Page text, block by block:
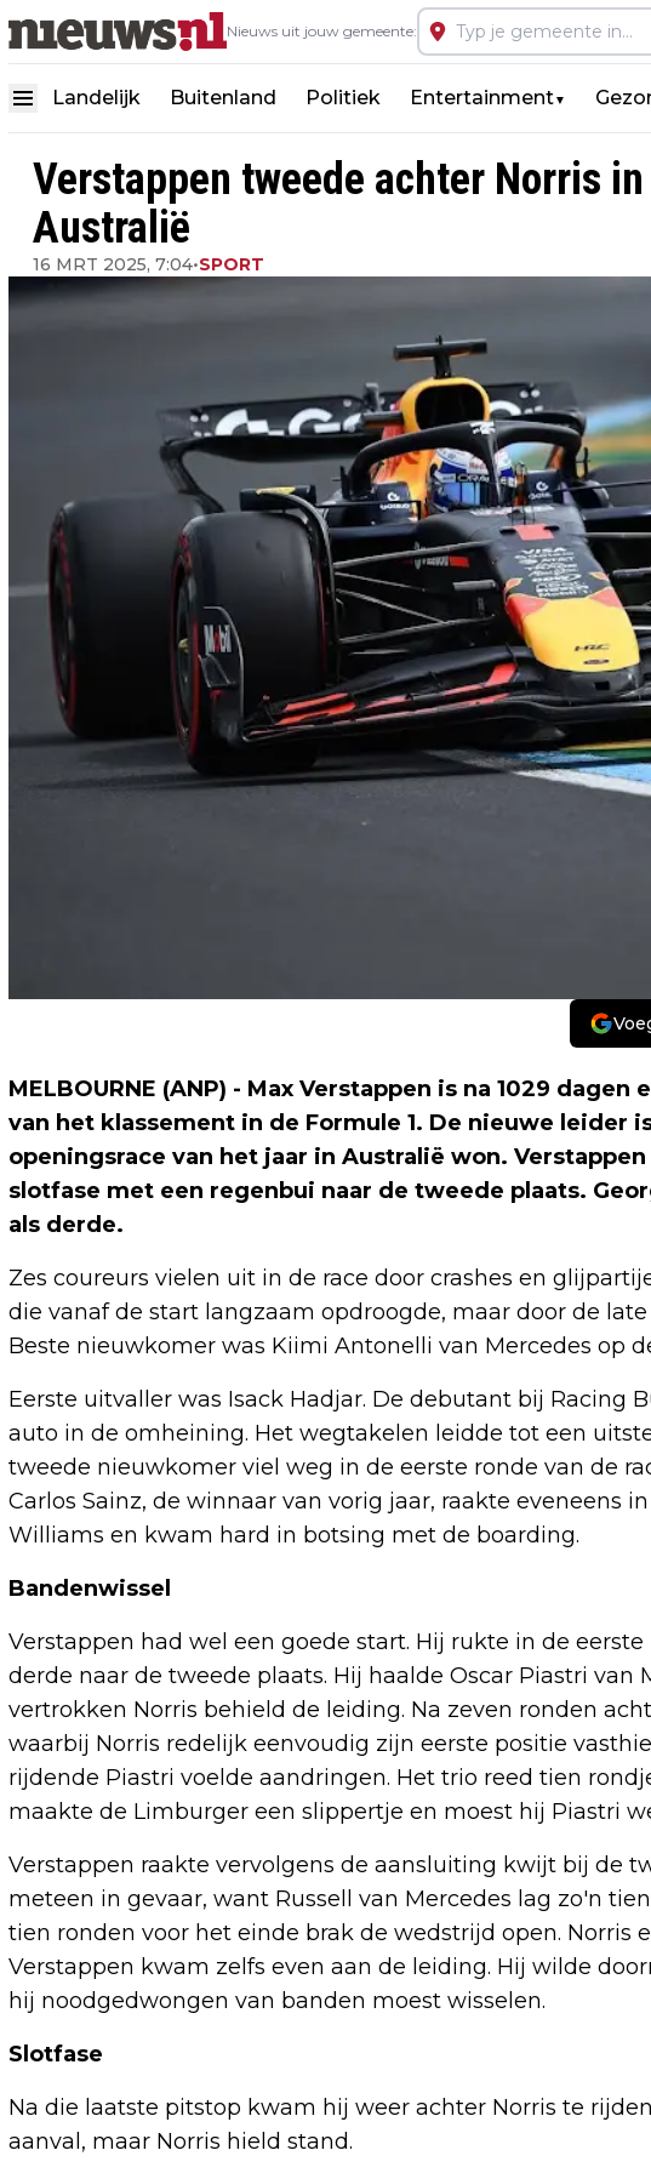
Nieuws uit jouw gemeente:
Landelijk Buitenland Politiek Entertainment▼
Verstappen tweede achter Norris
Australië
16 MRT 2025, 7:04•SPORT
MELBOURNE (ANP) - Max Verstappen is na 1029
van het klassement in de Formule 1. De nieuwe leider
openingsrace van het jaar in Australië won.
slotfase met een regenbui naar de tweede plaats.
als derde.
Zes coureurs vielen uit in de race door crashes en
die vanaf de start langzaam opdroogde, maar door de
Beste nieuwkomer was Kiimi Antonelli van Mercedes op
Eerste uitvaller was Isack Hadjar. De debutant bij Racing
auto in de omheining. Het wegtakelen leidde tot een
tweede nieuwkomer viel weg in de eerste ronde van de
Carlos Sainz, de winnaar van vorig jaar, raakte eveneens
Williams en kwam hard in botsing met de boarding.
Bandenwissel
Verstappen had wel een goede start. Hij rukte in de
derde naar de tweede plaats. Hij haalde Oscar Piastri van
vertrokken Norris behield de leiding. Na zeven ronden
waarbij Norris redelijk eenvoudig zijn eerste positie
rijdende Piastri voelde aandringen. Het trio reed tien
maakte de Limburger een slippertje en moest hij Piastri
Verstappen raakte vervolgens de aansluiting kwijt bij de
meteen in gevaar, want Russell van Mercedes lag zo'n
tien ronden voor het einde brak de wedstrijd open. Norris
Verstappen kwam zelfs even aan de leiding. Hij wilde
hij noodgedwongen van banden moest wisselen.
Slotfase
Na die laatste pitstop kwam hij weer achter Norris te
aanval, maar Norris hield stand.